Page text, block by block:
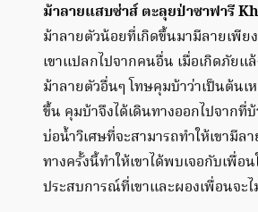
ม้าลายแสบซ่าส์ ตะลุยป่าซาฟารี
ม้าลายตัวน้อยที่เกิดขึ้นมามีลายเพีย
เขาแปลกไปจากคนอื่น เมื่อเกิดภัยแ
ม้าลายตัวอื่นๆ โทษคุมบ้าว่าเป็นต้นเ
ขึ้น คุมบ้าจึงได้เดินทางออกไปจากที่
บ่อน้ำวิเศษที่จะสามารถทำให้เขามีล
ทางครั้งนี้ทำให้เขาได้พบเจอกับเพื่อ
ประสบการณ์ที่เขาและผองเพื่อนจะ